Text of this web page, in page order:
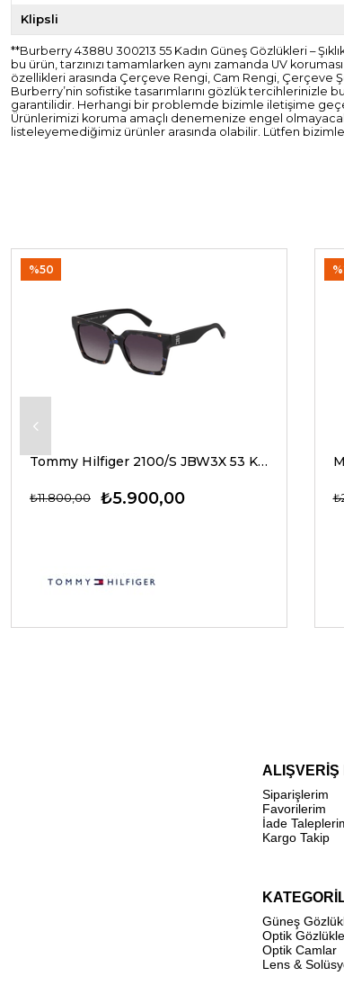
Klipsli
**Burberry 4388U 300213 55 Kadın Güneş Gözlükleri –
bu ürün, tarzınızı tamamlarken aynı zamanda UV
özellikleri arasında Çerçeve Rengi, Cam Rengi, Çerçeve
Burberry’nin sofistike tasarımlarını gözlük tercihlerinizle
garantilidir. Herhangi bir problemde bizimle iletişime
Ürünlerimizi koruma amaçlı denemenize engel
listeleyemediğimiz ürünler arasında olabilir. Lütfen
Tommy Hilfiger 2100/S JBW3X 53 Kadın Güneş Gözlükleri
₺5.900,00
₺11.800,00
%50
ALIŞVERİŞ
Siparişlerim
Favorilerim
İade
Kargo Takip
Güneş
Optik
Optik Camlar
Lens &